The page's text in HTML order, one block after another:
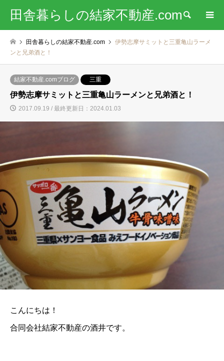
田舎暮らしの結家不動産.com 検索
田舎暮らしの結家不動産.com
伊勢志摩サミットと三重亀山ラーメ
ンと兄弟酒と！
結家不動産.comブログ 三重
伊勢志摩サミットと三重亀山ラーメンと兄弟酒と！
2017.09.19 / 最終更新日：2024.01.03
こんにちは！
合同会社結家不動産の酒井です。